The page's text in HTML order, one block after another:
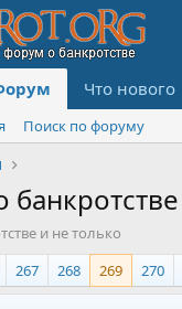
Что нового
Поиск по форуму
банкротстве
и не только
267 268 269 270